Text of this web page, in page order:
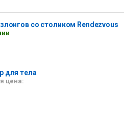
со столиком Rendezvous
для тела
цена: